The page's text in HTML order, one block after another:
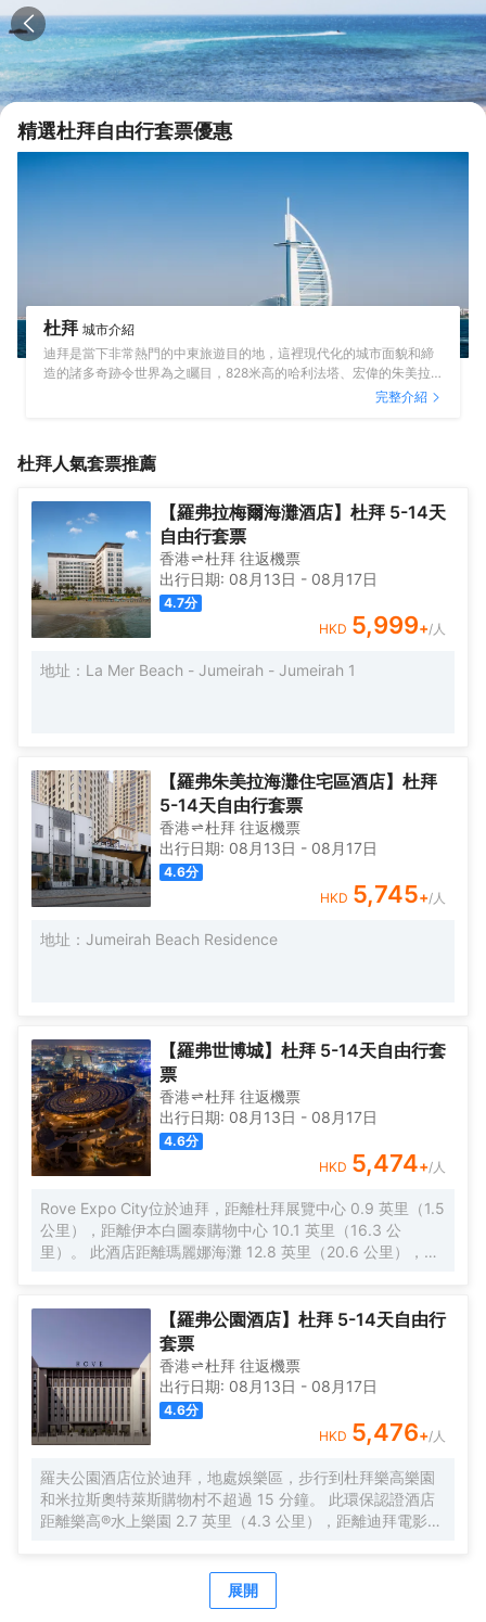
精選杜拜自由行套票優惠
杜拜 城市介紹
迪拜是當下非常熱門的中東旅遊目的地，這裡現代化的城市面貌和締
造的諸多奇跡令世界為之矚目，828米高的哈利法塔、宏偉的朱美拉
棕櫚島成為迪拜的地標。迪拜城市區域的一邊是海，另一邊是沙漠，
如果有足夠的預算，還可以入住迪拜的高檔酒店，享受獨特的奢華體
驗。
完整介紹
杜拜人氣套票推薦
【羅弗拉梅爾海灘酒店】杜拜 5-14天
自由行套票
香港 杜拜 往返機票
出行日期: 08月13日 - 08月17日
4.7分
HKD 5,999+/人
地址：La Mer Beach - Jumeirah - Jumeirah 1
【羅弗朱美拉海灘住宅區酒店】杜拜
5-14天自由行套票
香港 杜拜 往返機票
出行日期: 08月13日 - 08月17日
4.6分
HKD 5,745+/人
地址：Jumeirah Beach Residence
【羅弗世博城】杜拜 5-14天自由行套
票
香港 杜拜 往返機票
出行日期: 08月13日 - 08月17日
4.6分
HKD 5,474+/人
Rove Expo City位於迪拜，距離杜拜展覽中心 0.9 英里（1.5
公里），距離伊本白圖泰購物中心 10.1 英里（16.3 公
里）。 此酒店距離瑪麗娜海灘 12.8 英里（20.6 公里），距
此酒店還提供免費 WiFi、宴會廳和自動售貨機。 您可以到餐
廳享用一頓美餐；也可去酒店的咖啡館吃些點心。您可以到
酒吧/酒廊，點一杯喜歡的飲品，暢飲一番。每天 6:30 至
11:00 提供收費的歐陸式早餐。 特色服務/設施包括免費高速
有線上網、電腦站點和大堂免費報紙。設有收費的24 小時往
返機場班車。 有 331 間空調客房提供迷你吧和LED 電視；
您定能在旅途中找到家的舒適。提供免費無線網絡，方便您
與朋友保持聯繫；有線頻道可滿足您的娛樂需求。配備淋浴
設施的私人浴室提供大花灑淋浴噴頭和吹風機。便利設施包
括可存放筆記本電腦的保險箱和書桌；而且每天提供客房服
務。
【羅弗公園酒店】杜拜 5-14天自由行
套票
香港 杜拜 往返機票
出行日期: 08月13日 - 08月17日
4.6分
HKD 5,476+/人
羅夫公園酒店位於迪拜，地處娛樂區，步行到杜拜樂高樂園
和米拉斯奧特萊斯購物村不超過 15 分鐘。 此環保認證酒店
距離樂高®水上樂園 2.7 英里（4.3 公里），距離迪拜電影城
旅遊/票務服務。 您可以到餐廳享用一頓美餐；也可以去咖啡
館吃些點心。或者可以待在房間裏，享受酒店的部分時段客
展開